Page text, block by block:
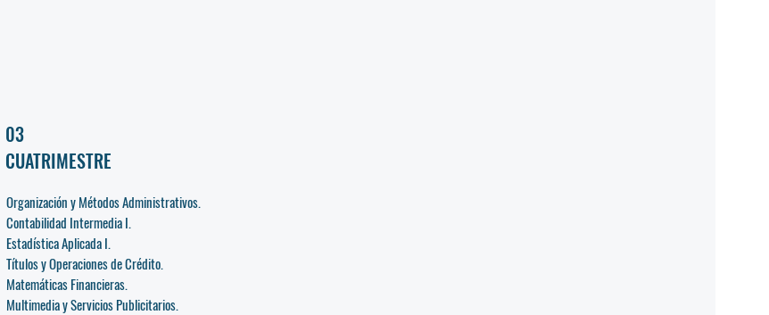
03
CUATRIMESTRE
Organización y Métodos Administrativos.
Contabilidad Intermedia I.
Estadística Aplicada I.
Títulos y Operaciones de Crédito.
Matemáticas Financieras.
Multimedia y Servicios Publicitarios.